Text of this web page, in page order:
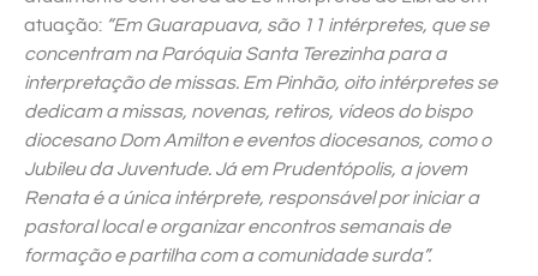
atuação: “Em Guarapuava, são 11 intérpretes, que se
concentram na Paróquia Santa Terezinha para a
interpretação de missas. Em Pinhão, oito intérpretes se
dedicam a missas, novenas, retiros, vídeos do bispo
diocesano Dom Amilton e eventos diocesanos, como o
Jubileu da Juventude. Já em Prudentópolis, a jovem
Renata é a única intérprete, responsável por iniciar a
pastoral local e organizar encontros semanais de
formação e partilha com a comunidade surda”.